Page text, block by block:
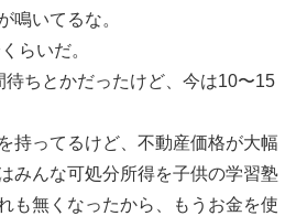
鳴いてるな。
らいだ。
ちとかだったけど、今は10〜15
持ってるけど、不動産価格が大幅
みんな可処分所得を子供の学習塾
も無くなったから、もうお金を使